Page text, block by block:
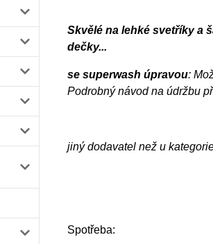
Skvělé na lehké svetříky a
dečky...
se superwash úpravou:
Podrobný návod na údržbu
jiný dodavatel než u
Spotřeba: